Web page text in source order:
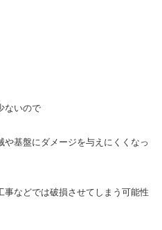
ないので
基盤にダメージを与えにくくなっ
などでは破損させてしまう可能性